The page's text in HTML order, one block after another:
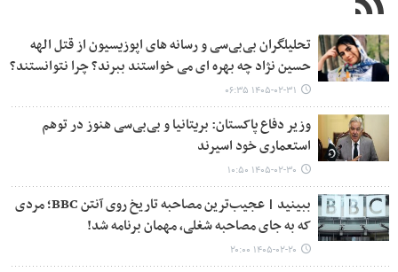
تحلیلگران بی‌بی‌سی و رسانه های اپوزیسیون از قتل الهه
حسین نژاد چه بهره ای می خواستند ببرند؟ چرا نتوانستند؟
۱۴۰۵-۰۲-۳۱ ۰۶:۳۵
وزیر دفاع پاکستان: بریتانیا و بی‌بی‌سی هنوز در توهم
استعماری خود اسیرند
۱۴۰۵-۰۲-۳۰ ۱۰:۵۰
ببینید | عجیب‌ترین مصاحبه تاریخ روی آنتن BBC؛ مردی
که به جای مصاحبه شغلی، مهمان برنامه شد!
۱۴۰۵-۰۲-۲۰ ۲۰:۰۰